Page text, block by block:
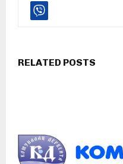
RELATED POSTS